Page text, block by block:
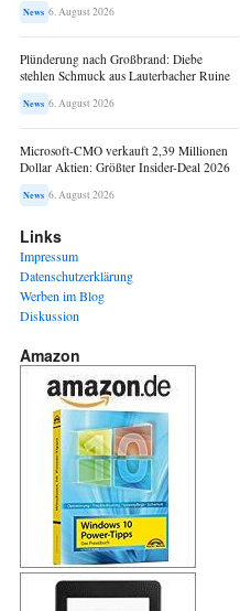
News 6. August 2026
Plünderung nach Großbrand: Diebe
stehlen Schmuck aus Lauterbacher Ruine
News 6. August 2026
Microsoft-CMO verkauft 2,39 Millionen
Dollar Aktien: Größter Insider-Deal 2026
News 6. August 2026
Links
Impressum
Datenschutzerklärung
Werben im Blog
Diskussion
Amazon